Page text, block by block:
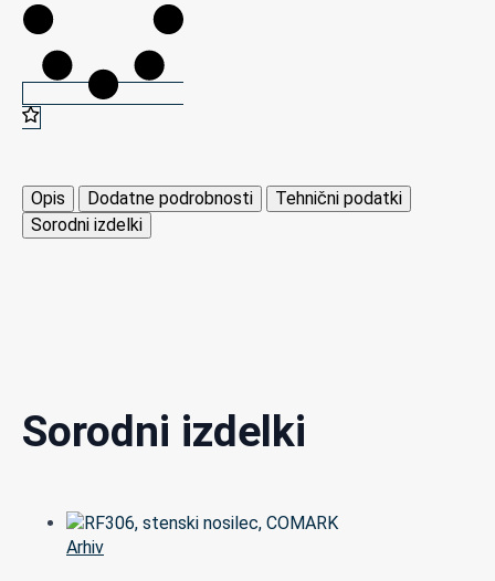
Opis Dodatne podrobnosti
Tehnični podatki
Sorodni izdelki
Sorodni izdelki
Arhiv